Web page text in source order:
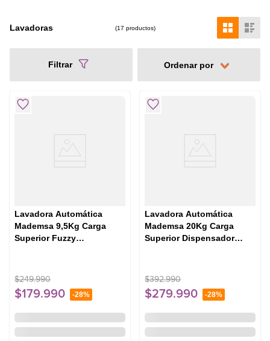
Lavadoras 17 productos
Filtrar
Lavadora Automática
Mademsa 9,5Kg Carga
Superior Fuzzy
$249.990
$179.990 -28%
Lavadora Automática
Mademsa 20Kg Carga
Superior Dispensador
$392.990
$279.990 -28%